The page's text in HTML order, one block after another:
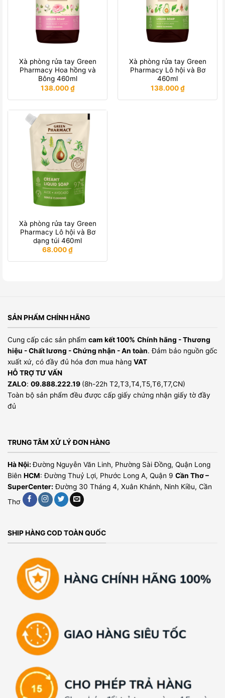
Xà phòng rửa tay Green
Pharmacy Hoa hồng và
Bông 460ml
138.000₫
Xà phòng rửa tay Green
Pharmacy Lô hội và Bơ
460ml
138.000₫
Xà phòng rửa tay Green
Pharmacy Lô hội và Bơ
dạng túi 460ml
68.000₫
SẢN PHẨM CHÍNH HÃNG
Cung cấp các sản phẩm cam kết 100% Chính hãng - Thương
hiệu - Chất lương - Chứng nhận - An toàn. Đảm bảo nguồn gốc
xuất xứ, có đầy đủ hóa đơn mua hàng VAT
HỖ TRỢ TƯ VẤN
ZALO: 09.888.222.19 (8h-22h T2,T3,T4,T5,T6,T7,CN)
Toàn bộ sản phẩm đều được cấp giấy chứng nhận giấy tờ đầy
đủ
TRUNG TÂM XỬ LÝ ĐƠN HÀNG
Hà Nội:Đường Nguyễn Văn Linh, Phường Sài Đồng, Quận Long
Biên HCM: Đường Thuỷ Lợi, Phước Long A, Quận 9 Cần Thơ –
SuperCenter: Đường 30 Tháng 4, Xuân Khánh, Ninh Kiều, Cần
Thơ
SHIP HÀNG COD TOÀN QUỐC